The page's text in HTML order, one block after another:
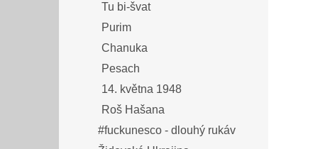
Tu bi-švat
Purim
Chanuka
Pesach
14. května 1948
Roš Hašana
#fuckunesco - dlouhý rukáv